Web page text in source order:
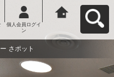
個人会員ログイ
ン
ンター さポット
へ戻る
さポット